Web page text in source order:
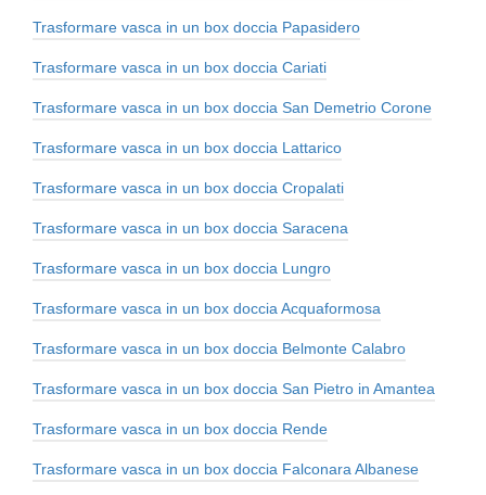
Trasformare vasca in un box doccia Papasidero
Trasformare vasca in un box doccia Cariati
Trasformare vasca in un box doccia San Demetrio Corone
Trasformare vasca in un box doccia Lattarico
Trasformare vasca in un box doccia Cropalati
Trasformare vasca in un box doccia Saracena
Trasformare vasca in un box doccia Lungro
Trasformare vasca in un box doccia Acquaformosa
Trasformare vasca in un box doccia Belmonte Calabro
Trasformare vasca in un box doccia San Pietro in Amantea
Trasformare vasca in un box doccia Rende
Trasformare vasca in un box doccia Falconara Albanese